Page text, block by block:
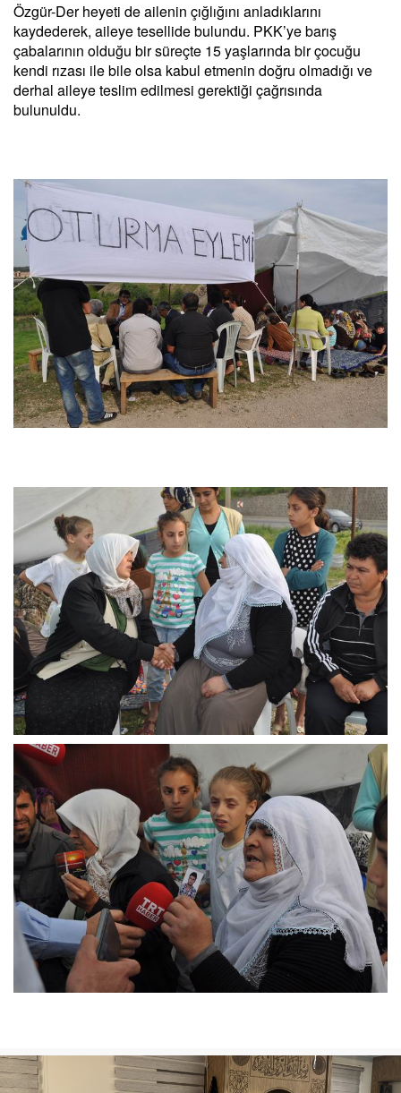
Özgür-Der heyeti de ailenin çığlığını anladıklarını
kaydederek, aileye tesellide bulundu. PKK’ye barış
çabalarının olduğu bir süreçte 15 yaşlarında bir çocuğu
kendi rızası ile bile olsa kabul etmenin doğru olmadığı ve
derhal aileye teslim edilmesi gerektiği çağrısında
bulunuldu.